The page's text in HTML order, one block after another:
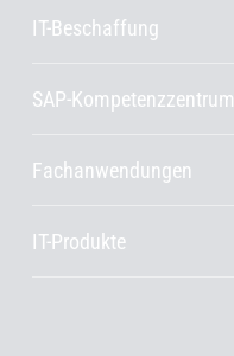
IT-Beschaffung
SAP-Kompetenzzentrum
Fachanwendungen
IT-Produkte